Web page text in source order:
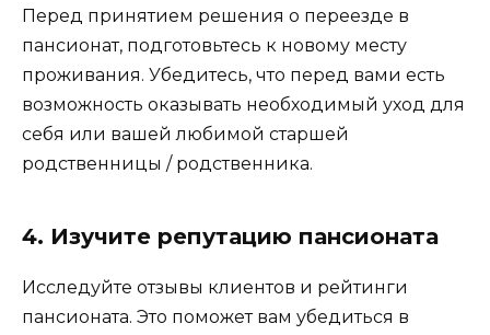
Перед принятием решения о переезде в
пансионат, подготовьтесь к новому месту
проживания. Убедитесь, что перед вами есть
возможность оказывать необходимый уход для
себя или вашей любимой старшей
родственницы / родственника.
4. Изучите репутацию пансионата
Исследуйте отзывы клиентов и рейтинги
пансионата. Это поможет вам убедиться в